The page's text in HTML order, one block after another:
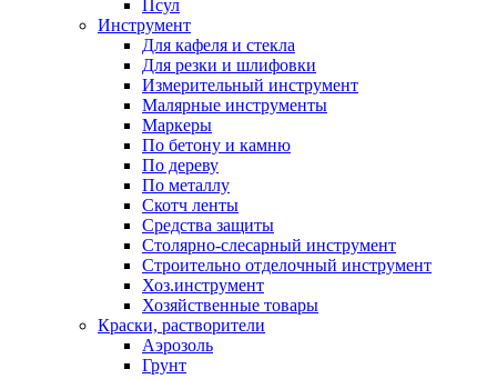
Псул
Инструмент
Для кафеля и стекла
Для резки и шлифовки
Измерительный инструмент
Малярные инструменты
Маркеры
По бетону и камню
По дереву
По металлу
Скотч ленты
Средства защиты
Столярно-слесарный инструмент
Строительно отделочный инструмент
Хоз.инструмент
Хозяйственные товары
Краски, растворители
Аэрозоль
Грунт